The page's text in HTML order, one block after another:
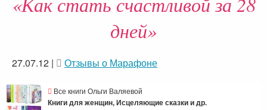
дней»
27.07.12 | Отзывы о Марафоне
Все книги Ольги Валяевой
Книги для женщин, Исцеляющие сказки и др.